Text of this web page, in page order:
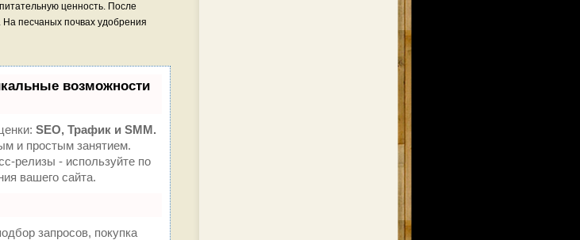
ценность. После
песчаных почвах удобрения
возможности
SEO, Трафик и SMM.
и простым занятием.
релизы - используйте по
вашего сайта.
запросов, покупка